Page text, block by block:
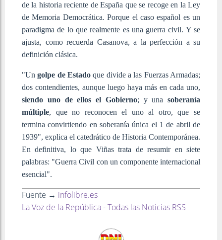
de la historia reciente de España que se recoge en la Ley
de Memoria Democrática. Porque el caso español es un
paradigma de lo que realmente es una guerra civil. Y se
ajusta, como recuerda Casanova, a la perfección a su
definición clásica.
"Ungolpe de Estado que divide a las Fuerzas Armadas;
dos contendientes, aunque luego haya más en cada uno,
siendo uno de ellos el Gobierno; y una soberanía
múltiple, que no reconocen el uno al otro, que se
termina convirtiendo en soberanía única el 1 de abril de
1939", explica el catedrático de Historia Contemporánea.
En definitiva, lo que Viñas trata de resumir en siete
palabras: "Guerra Civil con un componente internacional
esencial".
Fuente → infolibre.es
La Voz de la República - Todas las Noticias RSS